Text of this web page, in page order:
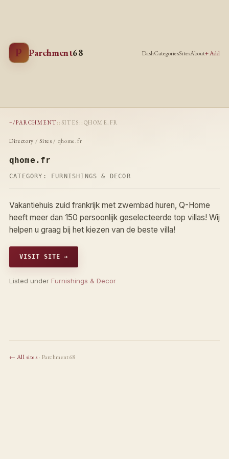
P Parchment68 DashCategoriesSitesAbout+ Add
~/PARCHMENT :: SITES :: QHOME.FR
Directory /Sites / qhome.fr
qhome.fr
CATEGORY: FURNISHINGS & DECOR
Vakantiehuis zuid frankrijk met zwembad huren, Q-Home
heeft meer dan 150 persoonlijk geselecteerde top villas! Wij
helpen u graag bij het kiezen van de beste villa!
VISIT SITE →
Listed under Furnishings & Decor
← All sites· Parchment68